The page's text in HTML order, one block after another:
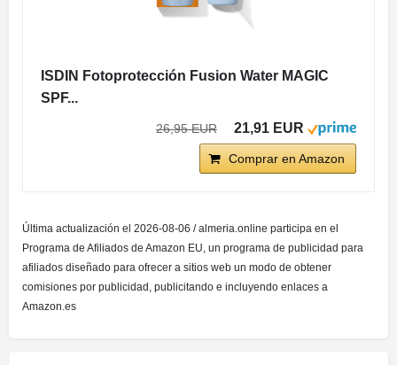
ISDIN Fotoprotección Fusion Water MAGIC
SPF...
26,95 EUR 21,91 EUR
Comprar en Amazon
Última actualización el 2026-08-06 / almeria.online participa en el
Programa de Afiliados de Amazon EU, un programa de publicidad para
afiliados diseñado para ofrecer a sitios web un modo de obtener
comisiones por publicidad, publicitando e incluyendo enlaces a
Amazon.es